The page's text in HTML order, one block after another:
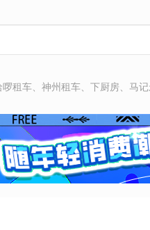
租车、神州租车、下厨房、马